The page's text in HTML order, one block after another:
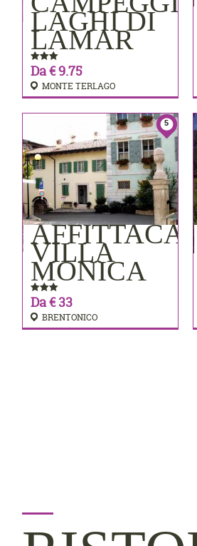
LAGHI DI
LAMAR
Da € 9.75
MONTE TERLAGO
PRENOTA
5
VILLA
MONICA
Da € 33
BRENTONICO
PRENOTA